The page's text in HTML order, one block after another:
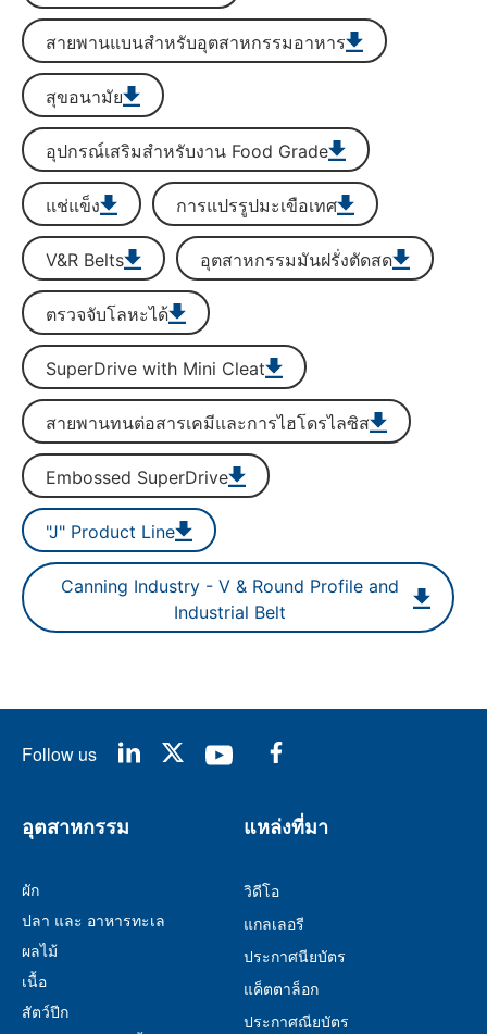
สายพานแบนสำหรับอุตสาหกรรมอาหาร
สุขอนามัย
อุปกรณ์เสริมสำหรับงาน Food Grade
แช่แข็ง การแปรรูปมะเขือเทศ
V&R Belts อุตสาหกรรมมันฝรั่งตัดสด
ตรวจจับโลหะได้
SuperDrive with Mini Cleat
สายพานทนต่อสารเคมีและการไฮโดรไลซิส
Embossed SuperDrive
"J" Product Line
Canning Industry - V & Round Profile and
Industrial Belt
Follow us
อุตสาหกรรม
ผัก
ปลา และ อาหารทะเล
ผลไม้
เนื้อ
สัตว์ปีก
แหล่งที่มา
วิดีโอ
แกลเลอรี
ประกาศนียบัตร
แค็ตตาล็อก
ประกาศณียบัตร